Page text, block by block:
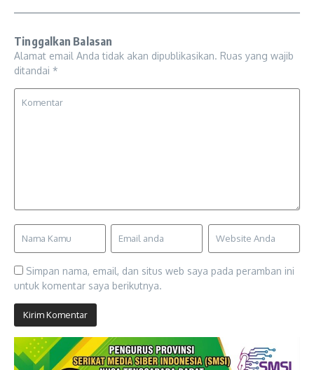
Tinggalkan Balasan
Alamat email Anda tidak akan dipublikasikan. Ruas yang wajib
ditandai *
Simpan nama, email, dan situs web saya pada peramban ini
untuk komentar saya berikutnya.